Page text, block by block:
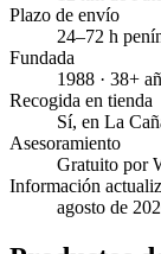
Plazo de envío
24–72 h
Fundada
1988 · 38+
Recogida en tienda
Sí, en La
Asesoramiento
Gratuito por
Información
agosto de